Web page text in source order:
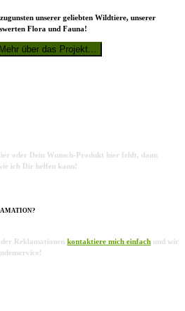
unserer geliebten Wildtiere, unserer
Flora und Fauna!
oder Dein Wunsch-Produkt hier fehlt, dann
ich Dir helfen kann!
Reklamationen kontaktiere mich einfach und wir